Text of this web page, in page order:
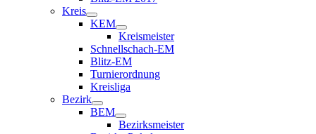
Kreis
KEM
Kreismeister
Schnellschach-EM
Blitz-EM
Turnierordnung
Kreisliga
Bezirk
BEM
Bezirksmeister